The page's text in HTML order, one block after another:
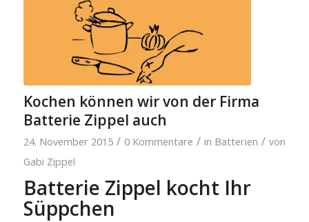
Kochen können wir von der Firma
Batterie Zippel auch
24. November 2015 / 0 Kommentare / in Batterien / von
Gabi Zippel
Batterie Zippel kocht Ihr
Süppchen